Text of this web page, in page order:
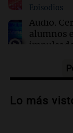
traición y la
Episodios
Audio.
alumnos
Audio.
argentino
Lo más